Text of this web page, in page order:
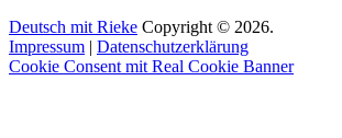
Deutsch mit Rieke Copyright © 2026.
Impressum | Datenschutzerklärung
Cookie Consent mit Real Cookie Banner